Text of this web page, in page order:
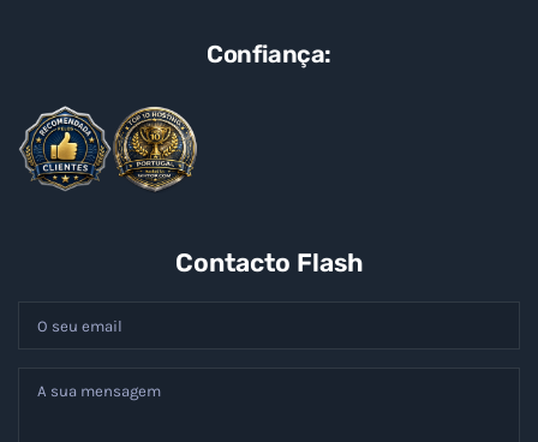
Confiança:
Contacto Flash